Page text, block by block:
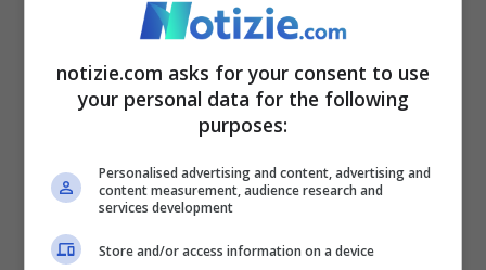
un periodo di allegria e felicità, Natale può
care. Quest’anno, soprattutto, capisco
“, ha detto la sovrana nel
tradizionale discorso di Natale, aprendo
una parentesi sulla sua vita privata,
sull’amore e sulle mancanze.
notizie.com asks for your consent to use
your personal data for the following
purposes:
Personalised advertising and content, advertising and
content measurement, audience research and
services development
Store and/or access information on a device